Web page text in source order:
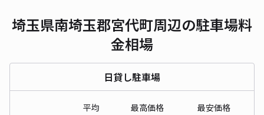
埼玉県南埼玉郡宮代町周辺の駐車場料
金相場
日貸し駐車場
平均 最高価格 最安価格